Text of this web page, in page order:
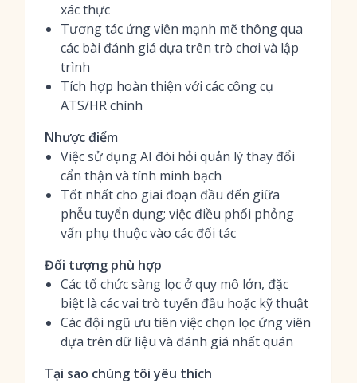
xác thực
Tương tác ứng viên mạnh mẽ thông qua
các bài đánh giá dựa trên trò chơi và lập
trình
Tích hợp hoàn thiện với các công cụ
ATS/HR chính
Nhược điểm
Việc sử dụng AI đòi hỏi quản lý thay đổi
cẩn thận và tính minh bạch
Tốt nhất cho giai đoạn đầu đến giữa
phễu tuyển dụng; việc điều phối phỏng
vấn phụ thuộc vào các đối tác
Đối tượng phù hợp
Các tổ chức sàng lọc ở quy mô lớn, đặc
biệt là các vai trò tuyến đầu hoặc kỹ thuật
Các đội ngũ ưu tiên việc chọn lọc ứng viên
dựa trên dữ liệu và đánh giá nhất quán
Tại sao chúng tôi yêu thích